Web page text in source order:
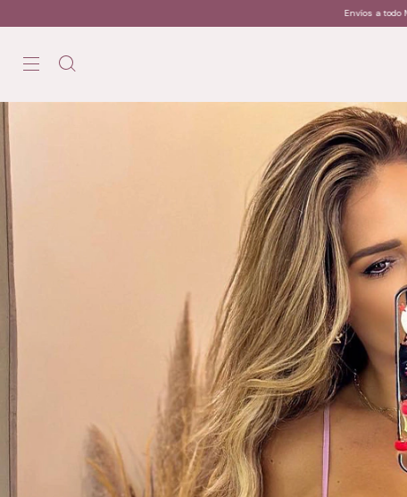
Envíos a todo México / Envíos a todo México / Envíos a todo